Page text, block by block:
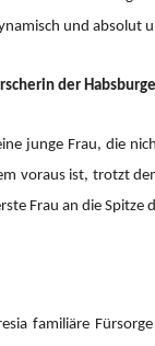
und absolut
der
junge Frau, die
voraus ist, trotzt
Frau an die
familiäre